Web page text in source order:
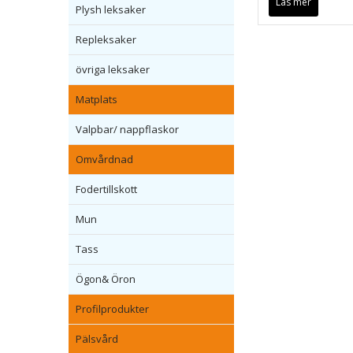
Plysh leksaker
Repleksaker
övriga leksaker
Matplats
Valpbar/ nappflaskor
Omvårdnad
Fodertillskott
Mun
Tass
Ögon& Öron
Profilprodukter
Pälsvård